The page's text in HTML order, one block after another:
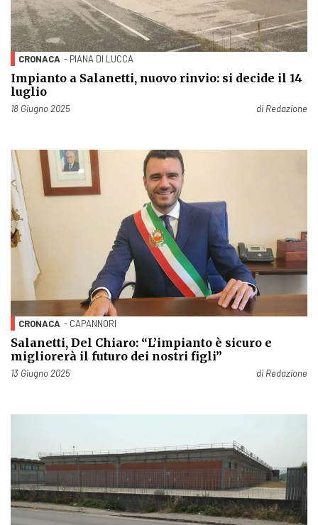
CRONACA - PIANA DI LUCCA
Impianto a Salanetti, nuovo rinvio: si decide il 14
luglio
Pubblicato il
18 Giugno 2025 di Redazione
CRONACA - CAPANNORI
Salanetti, Del Chiaro: “L’impianto è sicuro e
migliorerà il futuro dei nostri figli”
Pubblicato il
13 Giugno 2025 di Redazione